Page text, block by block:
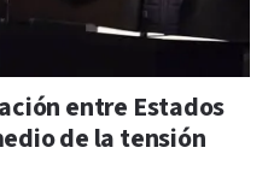
entre Estados
de la tensión